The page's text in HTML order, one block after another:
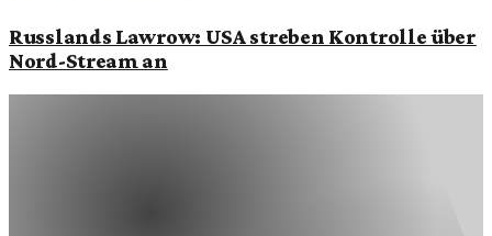
Russlands Lawrow: USA streben Kontrolle über
Nord-Stream an